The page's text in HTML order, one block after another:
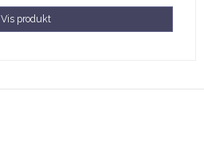
Vis produkt